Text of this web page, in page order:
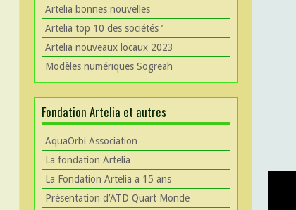
Artelia bonnes nouvelles
Artelia top 10 des sociétés ’
Artelia nouveaux locaux 2023
Modèles numériques Sogreah
Fondation Artelia et autres
AquaOrbi Association
La fondation Artelia
La Fondation Artelia a 15 ans
Présentation d’ATD Quart Monde